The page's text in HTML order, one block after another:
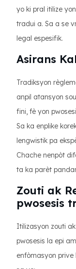
yo ki pral itilize
tradui a. Sa a se
legal espesifik.
Asirans
Tradiksyon
anpil atansyon
fini, fè yon
Sa ka enplike
lengwistik pa
Chache nenpòt
ta ka parèt
Zouti ak
pwosesis
Itilizasyon zouti
pwosesis la epi
enfòmasyon prive